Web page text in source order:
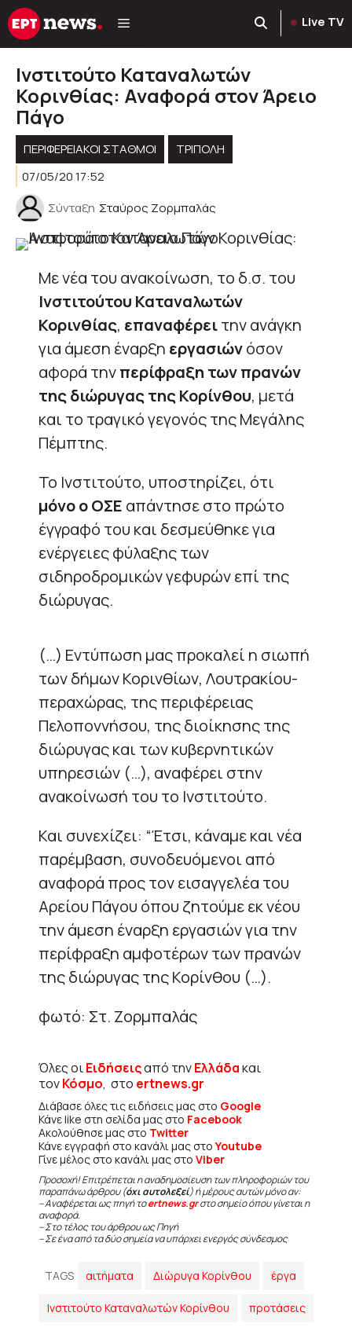
Μετάβαση
σε
Live TV
Ινστιτούτο Καταναλωτών
Κορινθίας: Αναφορά στον Άρειο
Πάγο
ΠΕΡΙΦΕΡΕΙΑΚΟΊ ΣΤΑΘΜΟΊ
ΤΡΙΠΟΛΗ
07/05/20 17:52
Σύνταξη Σταύρος Ζορμπαλάς
Με νέα του ανακοίνωση, το δ.σ. του
Ινστιτούτου Καταναλωτών
Κορινθίας, επαναφέρειτην ανάγκη
για άμεση έναρξη εργασιώνόσον
αφορά τηνπερίφραξη των πρανών
της διώρυγας της Κορίνθου, μετά
και το τραγικό γεγονός της Μεγάλης
Πέμπτης.
Το Ινστιτούτο, υποστηρίζει, ότι
μόνο ο ΟΣΕ απάντησε στο πρώτο
έγγραφό του και δεσμεύθηκε για
ενέργειες φύλαξης των
σιδηροδρομικών γεφυρών επί της
διώρυγας.
(…) Εντύπωση μας προκαλεί η σιωπή
των δήμων Κορινθίων, Λουτρακίου-
περαχώρας, της περιφέρειας
Πελοποννήσου, της διοίκησης της
διώρυγας και των κυβερνητικών
υπηρεσιών (…), αναφέρει στην
ανακοίνωσή του το Ινστιτούτο.
Και συνεχίζει: “Έτσι, κάναμε και νέα
παρέμβαση, συνοδευόμενοι από
αναφορά προς τον εισαγγελέα του
Αρείου Πάγου όπου ζητούμε εκ νέου
την άμεση έναρξη εργασιών για την
περίφραξη αμφοτέρων των πρανών
της διώρυγας της Κορίνθου (…).
φωτό: Στ. Ζορμπαλάς
Όλες οιΕιδήσειςαπό τηνΕλλάδακαι
τονΚόσμο, στο ertnews.gr
Διάβασε όλες τις ειδήσεις μας στο Google
Κάνε like στη σελίδα μας στο Facebook
Ακολούθησε μας στο Twitter
Κάνε εγγραφή στο κανάλι μας στοYoutube
Γίνε μέλος στο κανάλι μας στο Viber
Προσοχή! Επιτρέπεται η αναδημοσίευση των πληροφοριών του
παραπάνω άρθρου (όχι αυτολεξεί) ή μέρους αυτών μόνο αν:
– Αναφέρεται ως πηγή τοertnews.grστο σημείο όπου γίνεται η
αναφορά.
– Στο τέλος του άρθρου ως Πηγή
– Σε ένα από τα δύο σημεία να υπάρχει ενεργός σύνδεσμος
TAGS αιτήματα Διώρυγα Κορίνθου έργα
Ινστιτούτο Καταναλωτών Κορίνθου προτάσεις